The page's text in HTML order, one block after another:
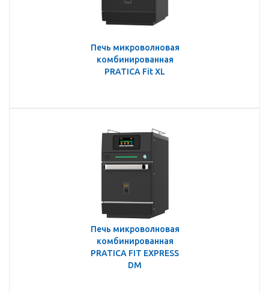
Печь микроволновая
комбинированная
PRATICA Fit XL
Печь микроволновая
комбинированная
PRATICA FIT EXPRESS
DM